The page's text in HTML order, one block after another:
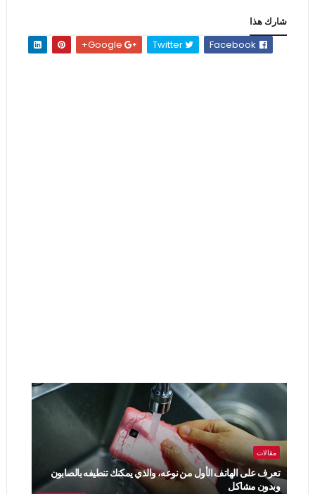
شارك هذا
Twitter
مقالات
تعرف على الهاتف الأول من نوعه، والذي يمكنك تنطيفه بالصابون
وبدون مشاكل